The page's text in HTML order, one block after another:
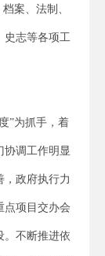
案、法制、
史志等各项工
”为抓手，着
协调工作明显
，政府执行力
点项目交办会
。不断推进依